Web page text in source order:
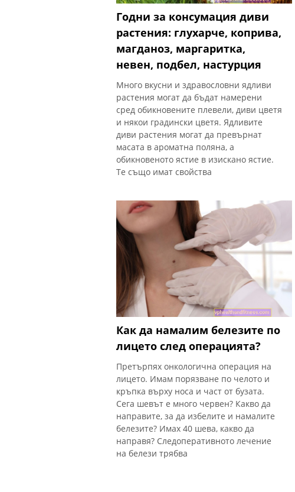
Годни за консумация диви
растения: глухарче, коприва,
магданоз, маргаритка,
невен, подбел, настурция
Много вкусни и здравословни ядливи
растения могат да бъдат намерени
сред обикновените плевели, диви цветя
и някои градински цветя. Ядливите
диви растения могат да превърнат
масата в ароматна поляна, а
обикновеното ястие в изискано ястие.
Те също имат свойства
Как да намалим белезите по
лицето след операцията?
Претърпях онкологична операция на
лицето. Имам порязване по челото и
кръпка върху носа и част от бузата.
Сега шевът е много червен? Какво да
направите, за да избелите и намалите
белезите? Имах 40 шева, какво да
направя? Следоперативното лечение
на белези трябва